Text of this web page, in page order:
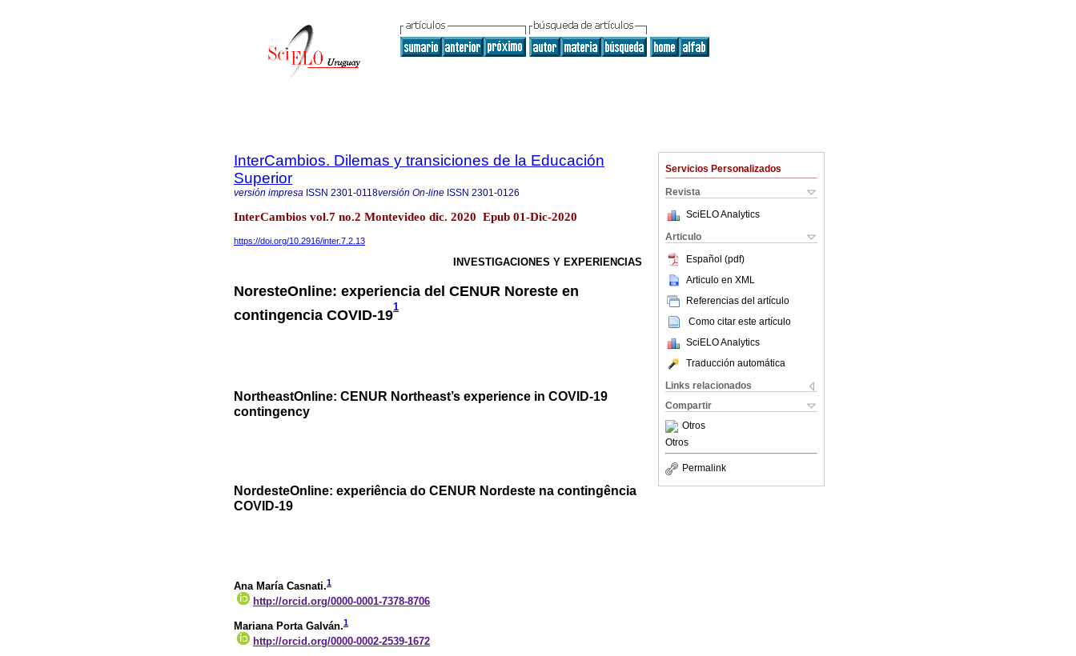
Servicios Personalizados
Revista
SciELO Analytics
Articulo
Español (pdf)
Articulo en XML
Referencias del artículo
Como citar este artículo
SciELO Analytics
Traducción automática
Links relacionados
Compartir
Otros
Otros
Permalink
InterCambios. Dilemas y transiciones de la Educación
Superior
versión impresa ISSN 2301-0118versión On-line ISSN 2301-0126
InterCambios vol.7 no.2 Montevideo dic. 2020 Epub 01-Dic-2020
https://doi.org/10.2916/inter.7.2.13
INVESTIGACIONES Y EXPERIENCIAS
NoresteOnline: experiencia del CENUR Noreste en
contingencia COVID-19
1
NortheastOnline: CENUR Northeast’s experience in COVID-19
contingency
NordesteOnline: experiência do CENUR Nordeste na contingência
COVID-19
Ana María Casnati.1
http://orcid.org/0000-0001-7378-8706
Mariana Porta Galván.1
http://orcid.org/0000-0002-2539-1672